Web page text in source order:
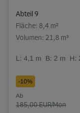
Abteil 9
Fläche: 8,4 m²
Volumen: 21,8 m³
L: 4,1 m B: 2 m H:
-10%
Ab
185,00 EUR/Mon